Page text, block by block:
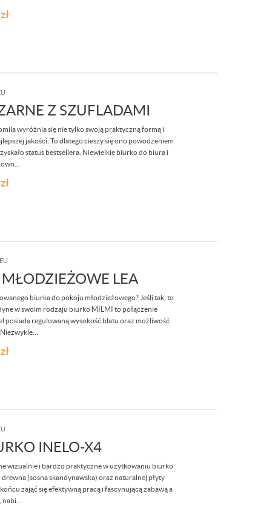
zł
Z SZUFLADAMI
wyróżnia się nie tylko swoją praktyczną formą i
jakości. To dlatego cieszy się ono powodzeniem
status bestsellera. Niewielkie biurko do biura i
zł
LEA
biurka do pokoju młodzieżowego? Jeśli tak, to
w swoim rodzaju biurko MILMI to połączenie
posiada regulowaną wysokość blatu oraz możliwość
zł
INELO-X4
wizualnie i bardzo praktyczne w użytkowaniu biurko
(sosna skandynawska) oraz naturalnej płyty
zająć się efektywną pracą i fascynującą zabawą a